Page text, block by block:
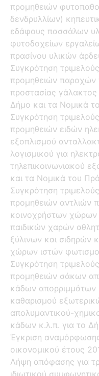
προμηθειών
δενδρυλλίων)
εδάφους πασσάλων
φυτοδοχείων
πρασίνου υλικών
Συγκρότηση
προμηθειών παροχών
προστασίας γάλακτος
Δήμο και τα Νομικά
Συγκρότηση
προμηθειών ειδών
εξοπλισμού
λογισμικού για
τηλεπικοινωνιακού
και τα Νομικά του
Συγκρότηση
προμηθειών αντλιών
κοινοχρήστων χώρων
παιδικών χαρών
ξύλινων και σιδηρών
χώρων ιστών
Συγκρότηση
προμηθειών σάκων
κάδων απορριμμάτων
καθαρισμού
απολυμαντικού-
κάδων κ.λ.π. για το
Έγκριση
οικονομικού έτους
Λήψη απόφασης για
ιδιωτικού